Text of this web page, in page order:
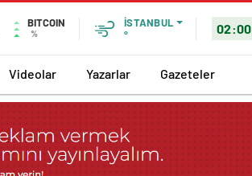
BITCOIN
%
İSTANBUL
°
02:00
Videolar Yazarlar Gazeteler